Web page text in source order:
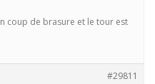
coup de brasure et le tour est
#29811